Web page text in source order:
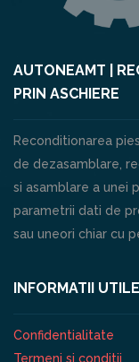
AUTONEAMT |
PRIN ASCHIERE
Reconditionarea
de dezasamblare,
si asamblare a unei
parametrii dati de
sau uneori chiar cu
INFORMATII UTILE
Confidentialitate
Termeni si conditii